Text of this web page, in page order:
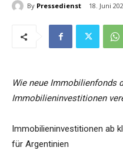
By Pressedienst 18. Juni
Wie neue Immobilienfonds
Immobilieninvestitionen
Immobilieninvestitionen ab
für Argentinien